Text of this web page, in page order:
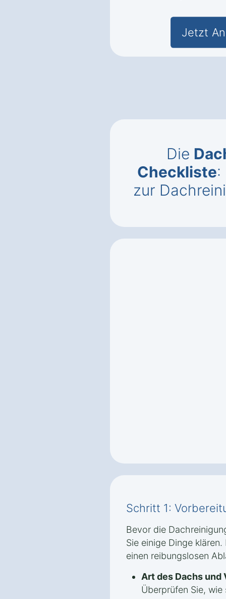
Jetzt
Die
Checkliste:
zur
Schritt 1:
Bevor die
Sie einige Dinge
einen reibungslosen
Art des Dachs
Überprüfen Sie,